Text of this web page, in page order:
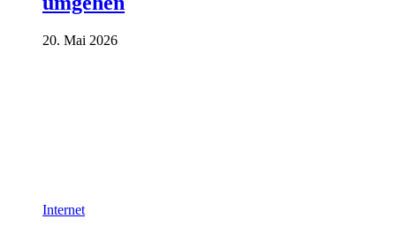
20. Mai 2026
Internet